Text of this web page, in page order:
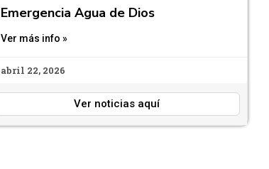
Emergencia Agua de Dios
Ver más info »
abril 22, 2026
Ver noticias aquí